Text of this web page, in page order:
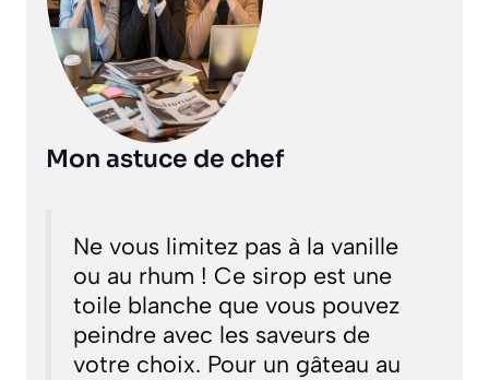
Mon astuce de chef
Ne vous limitez pas à la vanille
ou au rhum ! Ce sirop est une
toile blanche que vous pouvez
peindre avec les saveurs de
votre choix. Pour un gâteau au